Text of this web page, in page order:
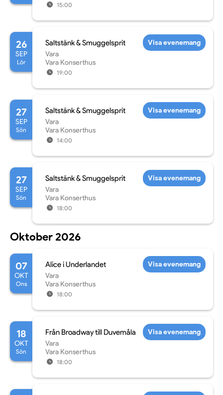
15:00
26
SEP
Lör
Saltstänk & Smuggelsprit
Vara
Vara Konserthus
19:00
Visa evenemang
27
SEP
Sön
Saltstänk & Smuggelsprit
Vara
Vara Konserthus
14:00
Visa evenemang
27
SEP
Sön
Saltstänk & Smuggelsprit
Vara
Vara Konserthus
18:00
Visa evenemang
Oktober 2026
07
OKT
Ons
Alice i Underlandet
Vara
Vara Konserthus
18:00
Visa evenemang
18
OKT
Sön
Från Broadway till Duvemåla
Vara
Vara Konserthus
18:00
Visa evenemang